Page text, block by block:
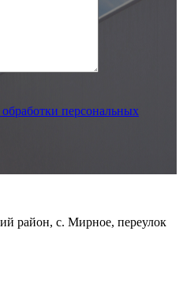
персональных
район, с. Мирное, переулок